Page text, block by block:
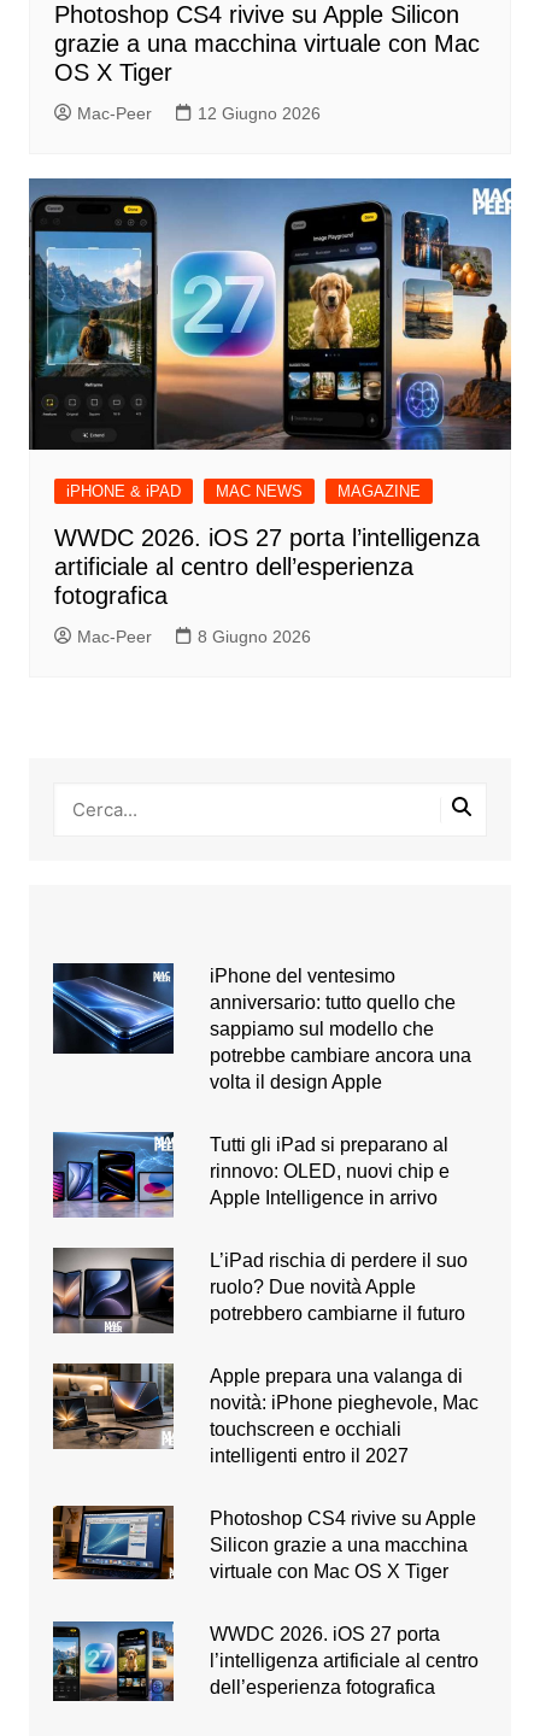
Photoshop CS4 rivive su Apple Silicon
grazie a una macchina virtuale con Mac
OS X Tiger
Mac-Peer 12 Giugno 2026
iPHONE & iPAD MAC NEWS MAGAZINE
WWDC 2026. iOS 27 porta l’intelligenza
artificiale al centro dell’esperienza
fotografica
Mac-Peer 8 Giugno 2026
iPhone del ventesimo
anniversario: tutto quello che
sappiamo sul modello che
potrebbe cambiare ancora una
volta il design Apple
Tutti gli iPad si preparano al
rinnovo: OLED, nuovi chip e
Apple Intelligence in arrivo
L’iPad rischia di perdere il suo
ruolo? Due novità Apple
potrebbero cambiarne il futuro
Apple prepara una valanga di
novità: iPhone pieghevole, Mac
touchscreen e occhiali
intelligenti entro il 2027
Photoshop CS4 rivive su Apple
Silicon grazie a una macchina
virtuale con Mac OS X Tiger
WWDC 2026. iOS 27 porta
l’intelligenza artificiale al centro
dell’esperienza fotografica